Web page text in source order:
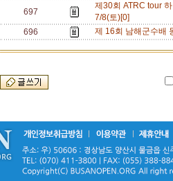
697
제30회 ATRC tour
7/8(토)[0]
696
제 16회 남해군수배